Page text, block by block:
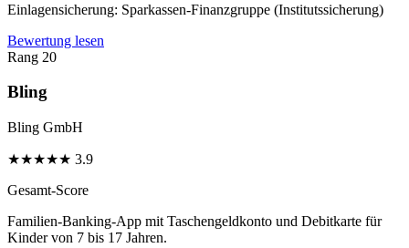
Einlagensicherung: Sparkassen-Finanzgruppe (Institutssicherung)
Bewertung lesen
Rang 20
Bling
Bling GmbH
★★★★★ 3.9
Gesamt-Score
Familien-Banking-App mit Taschengeldkonto und Debitkarte für
Kinder von 7 bis 17 Jahren.